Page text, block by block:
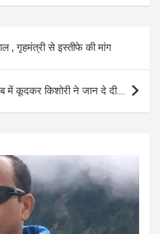
ar
, गृहमंत्री से इस्तीफे की मांग
में कूदकर किशोरी ने जान दे दी….